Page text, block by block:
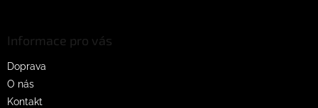
Informace pro vás
Doprava
O nás
Kontakt